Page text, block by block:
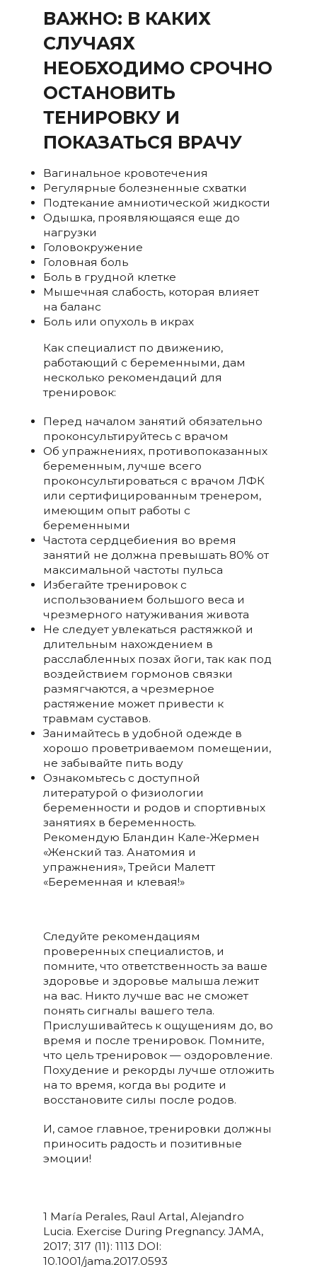
ВАЖНО: В КАКИХ
СЛУЧАЯХ
НЕОБХОДИМО СРОЧНО
ОСТАНОВИТЬ
ТЕНИРОВКУ И
ПОКАЗАТЬСЯ ВРАЧУ
Вагинальное кровотечения
Регулярные болезненные схватки
Подтекание амниотической жидкости
Одышка, проявляющаяся еще до
нагрузки
Головокружение
Головная боль
Боль в грудной клетке
Мышечная слабость, которая влияет
на баланс
Боль или опухоль в икрах
Как специалист по движению,
работающий с беременными, дам
несколько рекомендаций для
тренировок:
Перед началом занятий обязательно
проконсультируйтесь с врачом
Об упражнениях, противопоказанных
беременным, лучше всего
проконсультироваться с врачом ЛФК
или сертифицированным тренером,
имеющим опыт работы с
беременными
Частота сердцебиения во время
занятий не должна превышать 80% от
максимальной частоты пульса
Избегайте тренировок с
использованием большого веса и
чрезмерного натуживания живота
Не следует увлекаться растяжкой и
длительным нахождением в
расслабленных позах йоги, так как под
воздействием гормонов связки
размягчаются, а чрезмерное
растяжение может привести к
травмам суставов.
Занимайтесь в удобной одежде в
хорошо проветриваемом помещении,
не забывайте пить воду
Ознакомьтесь с доступной
литературой о физиологии
беременности и родов и спортивных
занятиях в беременность.
Рекомендую Бландин Кале-Жермен
«Женский таз. Анатомия и
упражнения», Трейси Малетт
«Беременная и клевая!»
Следуйте рекомендациям
проверенных специалистов, и
помните, что ответственность за ваше
здоровье и здоровье малыша лежит
на вас. Никто лучше вас не сможет
понять сигналы вашего тела.
Прислушивайтесь к ощущениям до, во
время и после тренировок. Помните,
что цель тренировок — оздоровление.
Похудение и рекорды лучше отложить
на то время, когда вы родите и
восстановите силы после родов.
И, самое главное, тренировки должны
приносить радость и позитивные
эмоции!
1 María Perales, Raul Artal, Alejandro
Lucia. Exercise During Pregnancy. JAMA,
2017; 317 (11): 1113 DOI:
10.1001/jama.2017.0593